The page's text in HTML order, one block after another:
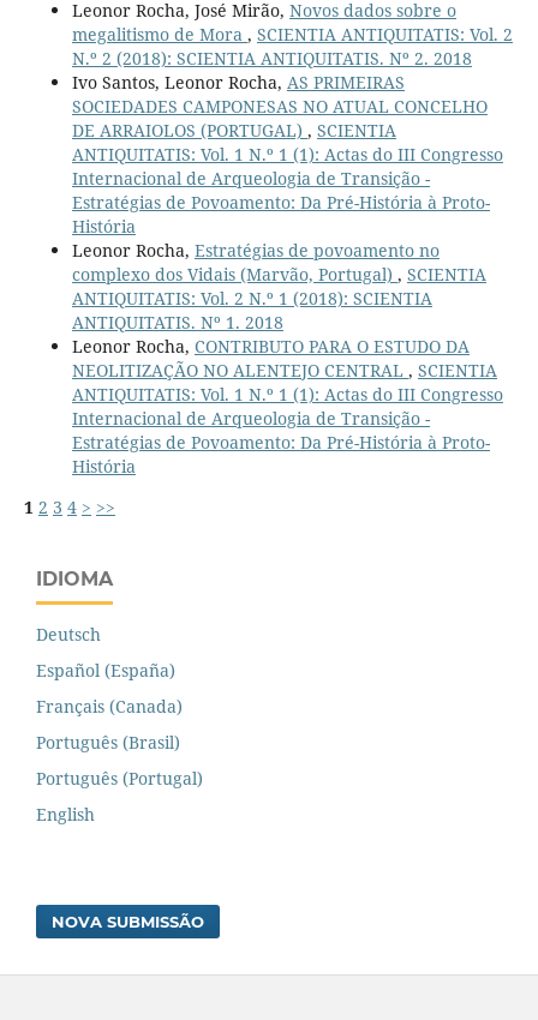
Leonor Rocha, José Mirão, Novos dados sobre o
megalitismo de Mora , SCIENTIA ANTIQUITATIS: Vol. 2
N.º 2 (2018): SCIENTIA ANTIQUITATIS. Nº 2. 2018
Ivo Santos, Leonor Rocha, AS PRIMEIRAS
SOCIEDADES CAMPONESAS NO ATUAL CONCELHO
DE ARRAIOLOS (PORTUGAL) , SCIENTIA
ANTIQUITATIS: Vol. 1 N.º 1 (1): Actas do III Congresso
Internacional de Arqueologia de Transição -
Estratégias de Povoamento: Da Pré-História à Proto-
História
Leonor Rocha, Estratégias de povoamento no
complexo dos Vidais (Marvão, Portugal) , SCIENTIA
ANTIQUITATIS: Vol. 2 N.º 1 (2018): SCIENTIA
ANTIQUITATIS. Nº 1. 2018
Leonor Rocha, CONTRIBUTO PARA O ESTUDO DA
NEOLITIZAÇÃO NO ALENTEJO CENTRAL , SCIENTIA
ANTIQUITATIS: Vol. 1 N.º 1 (1): Actas do III Congresso
Internacional de Arqueologia de Transição -
Estratégias de Povoamento: Da Pré-História à Proto-
História
1 2 3 4 > >>
IDIOMA
Deutsch
Español (España)
Français (Canada)
Português (Brasil)
Português (Portugal)
English
NOVA SUBMISSÃO